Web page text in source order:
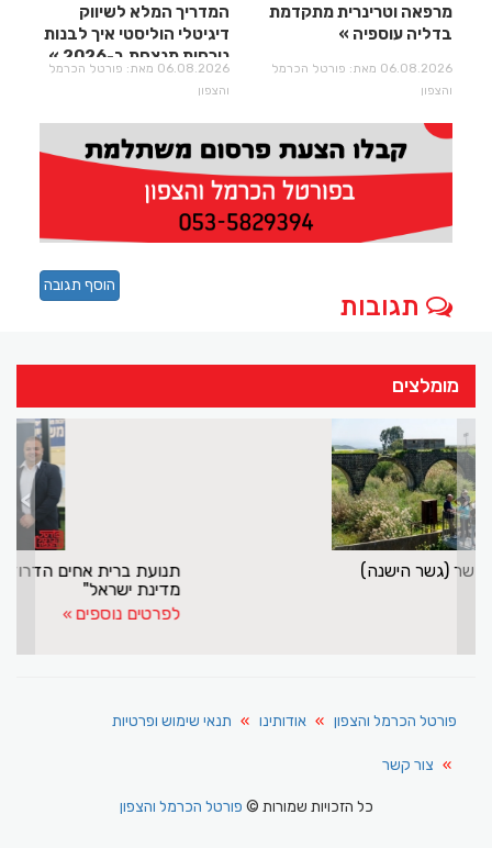
מרפאה וטרינרית מתקדמת
בדליה עוספיה
06.08.2026 מאת: פורטל הכרמל
והצפון
המדריך המלא לשיווק
דיגיטלי הוליסטי איך לבנות
נוכחות מנצחת ב-2026
06.08.2026 מאת: פורטל הכרמל
והצפון
תגובות
הוסף תגובה
מומלצים
קיץ חם באתר נהריים בגשר (גשר הישנה)
> <
פורטל הכרמל והצפון אודותינו תנאי שימוש ופרטיות
צור קשר
כל הזכויות שמורות ©פורטל הכרמל והצפון